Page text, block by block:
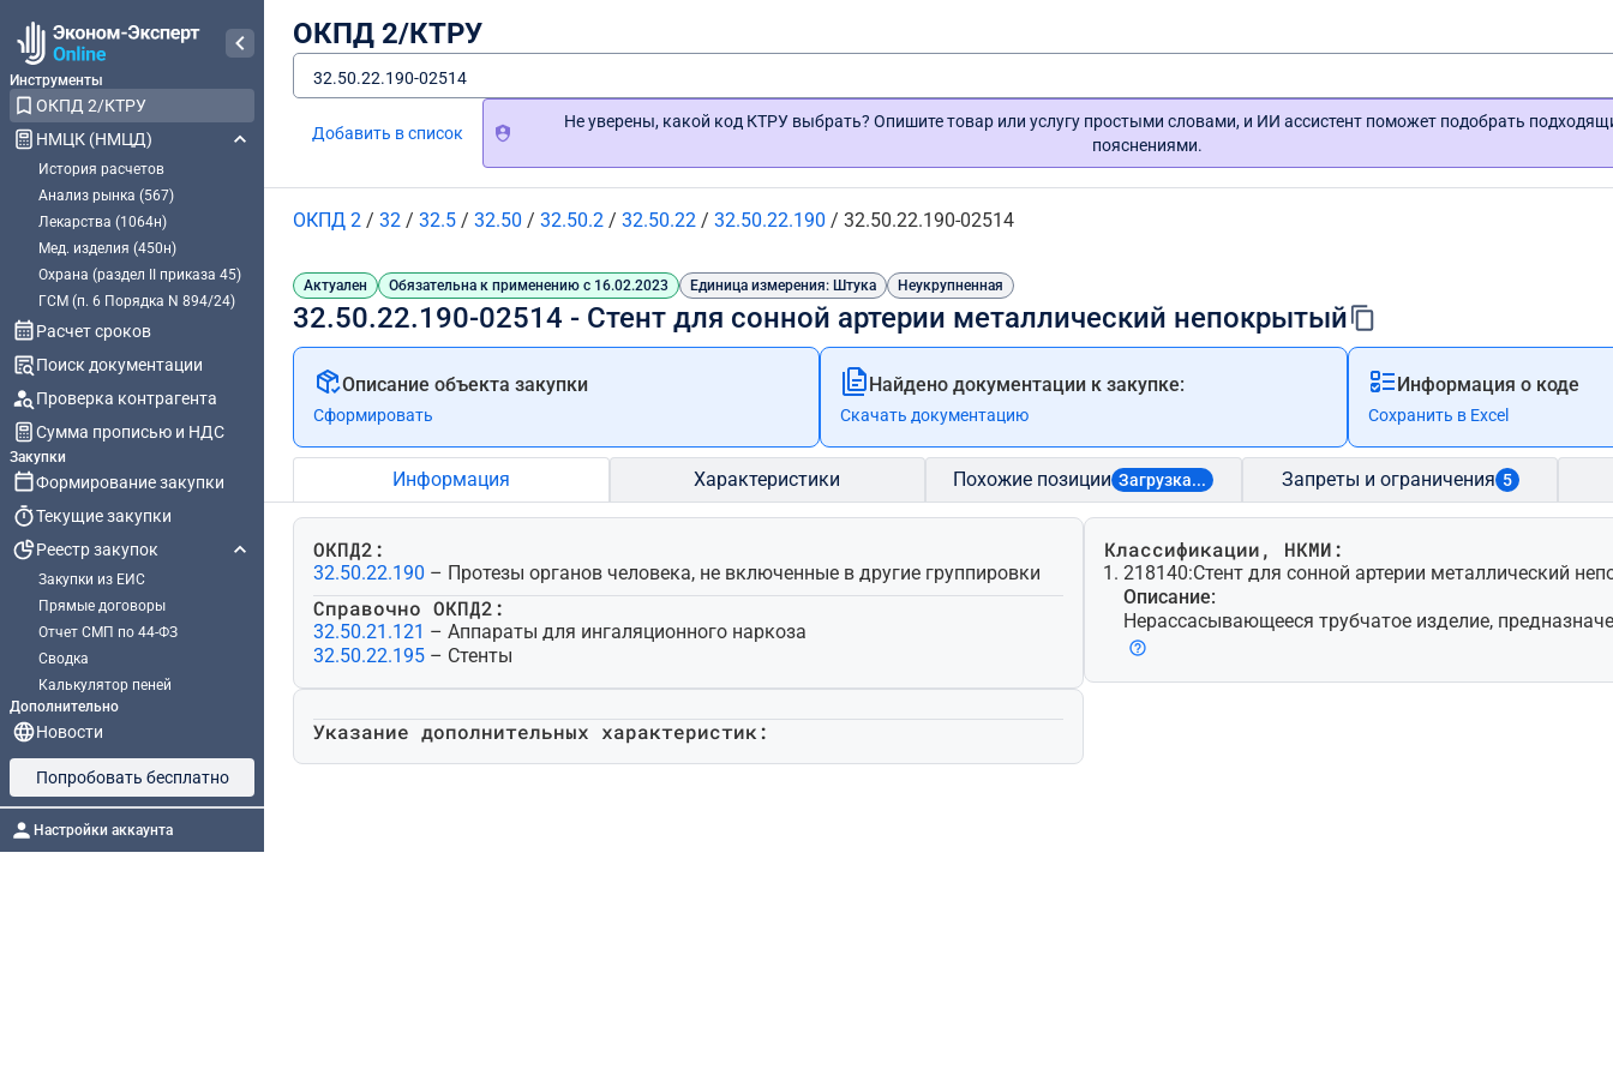
Инструменты
ОКПД 2/КТРУ
НМЦК (НМЦД)
История расчетов
Анализ рынка (567)
Лекарства (1064н)
Мед. изделия (450н)
Охрана (раздел II приказа 45)
ГСМ (п. 6 Порядка N 894/24)
Расчет сроков
Поиск документации
Проверка контрагента
Сумма прописью и НДС
Закупки
Формирование закупки
Текущие закупки
Реестр закупок
Закупки из ЕИС
Прямые договоры
Отчет СМП по 44-ФЗ
Сводка
Калькулятор пеней
Дополнительно
Новости
Попробовать бесплатно
Настройки аккаунта
ОКПД 2/КТРУ
32.50.22.190-02514
Добавить в список
Не уверены, какой код КТРУ выбрать? Опишите товар или услугу простыми словами, и ИИ ассистент поможет подобрать
пояснениями.
ОКПД 2 / 32 / 32.5 / 32.50 / 32.50.2 / 32.50.22 / 32.50.22.190 / 32.50.22.190-02514
Актуален Обязательна к применению с 16.02.2023 Единица измерения: Штука Неукрупненная
32.50.22.190-02514 - Стент для сонной артерии металлический непокрытый
Описание объекта закупки
Сформировать
Найдено документации к закупке:
Скачать документацию
Информация о коде
Сохранить в Excel
Информация Характеристики Похожие позиции Загрузка... Запреты и ограничения 5
ОКПД2:
32.50.22.190 – Протезы органов человека, не включенные в другие группировки
Справочно ОКПД2:
32.50.21.121 – Аппараты для ингаляционного наркоза
32.50.22.195 – Стенты
Указание дополнительных характеристик:
Классификации, НКМИ:
218140:Стент для сонной артерии металлический
Описание:
Нерассасывающееся трубчатое изделие,
ции в сонную артерию шеи для поддержания